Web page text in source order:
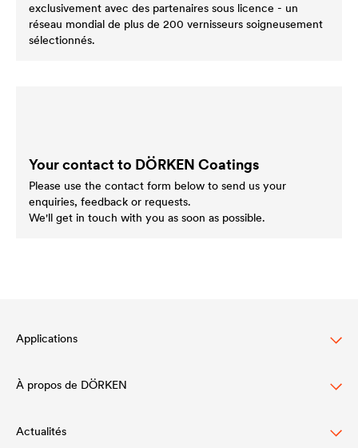
exclusivement avec des partenaires sous licence - un
réseau mondial de plus de 200 vernisseurs soigneusement
sélectionnés.
Your contact to DÖRKEN Coatings
Please use the contact form below to send us your
enquiries, feedback or requests.
We'll get in touch with you as soon as possible.
Applications
Protection des toitures en pente
Protection et conception des façades
À propos de DÖRKEN
Structure de l'entreprise
Actualités